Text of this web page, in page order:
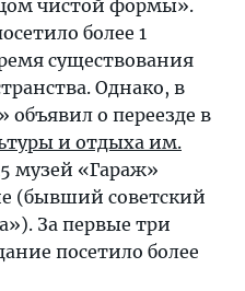
чистой формы».
более 1
существования
Однако, в
объявил о переезде в
и отдыха им.
музей «Гараж»
(бывший советский
За первые три
посетило более